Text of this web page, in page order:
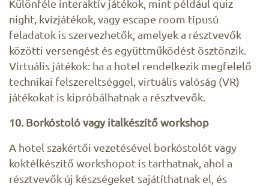
Különféle interaktív játékok, mint például quiz
night, kvízjátékok, vagy escape room típusú
feladatok is szervezhetők, amelyek a résztvevők
közötti versengést és együttműködést ösztönzik.
Virtuális játékok: ha a hotel rendelkezik megfelelő
technikai felszereltséggel, virtuális valóság (VR)
játékokat is kipróbálhatnak a résztvevők.
10. Borkóstoló vagy italkészítő workshop
A hotel szakértői vezetésével borkóstolót vagy
koktélkészítő workshopot is tarthatnak, ahol a
résztvevők új készségeket sajátíthatnak el, és